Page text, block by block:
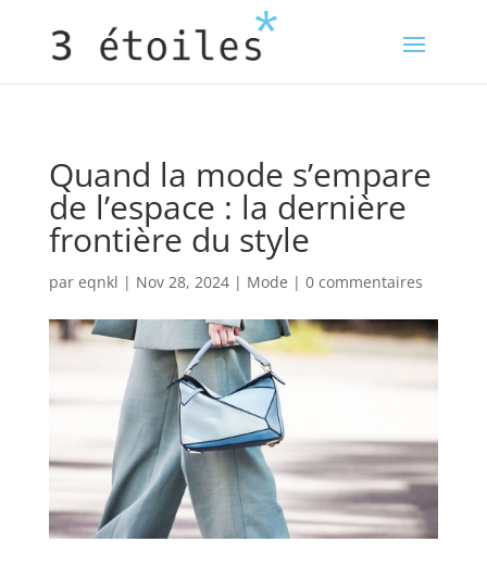
Quand la mode s’empare
de l’espace : la dernière
frontière du style
par eqnkl | Nov 28, 2024| Mode | 0 commentaires